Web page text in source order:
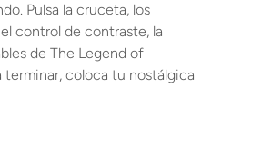
Pulsa la cruceta, los
control de contraste, la
de The Legend of
terminar, coloca tu nostálgica